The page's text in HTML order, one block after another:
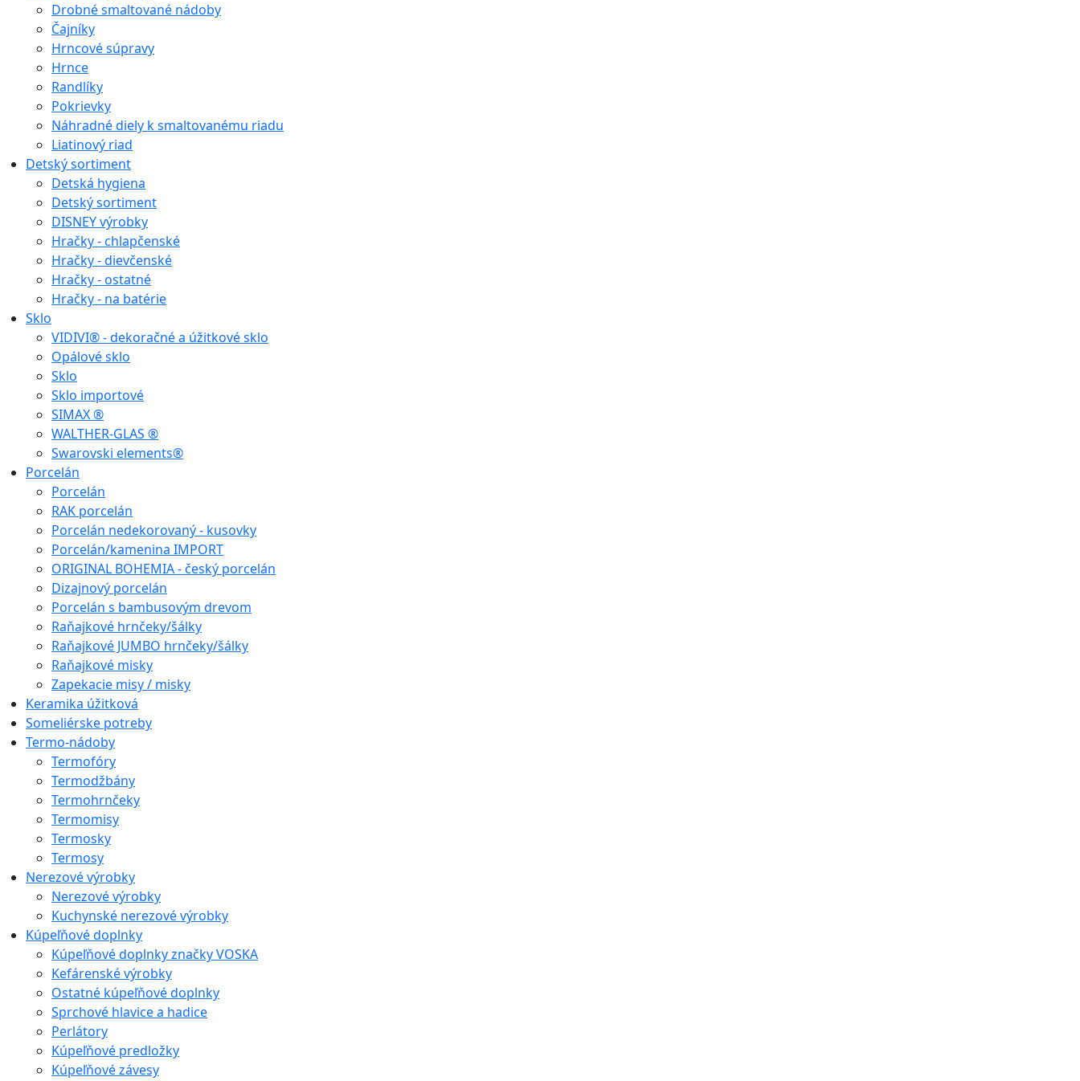
Drobné smaltované nádoby
Čajníky
Hrncové súpravy
Hrnce
Randlíky
Pokrievky
Náhradné diely k smaltovanému riadu
Liatinový riad
Detský sortiment
Detská hygiena
Detský sortiment
DISNEY výrobky
Hračky - chlapčenské
Hračky - dievčenské
Hračky - ostatné
Hračky - na batérie
Sklo
VIDIVI® - dekoračné a úžitkové sklo
Opálové sklo
Sklo
Sklo importové
SIMAX ®
WALTHER-GLAS ®
Swarovski elements®
Porcelán
Porcelán
RAK porcelán
Porcelán nedekorovaný - kusovky
Porcelán/kamenina IMPORT
ORIGINAL BOHEMIA - český porcelán
Dizajnový porcelán
Porcelán s bambusovým drevom
Raňajkové hrnčeky/šálky
Raňajkové JUMBO hrnčeky/šálky
Raňajkové misky
Zapekacie misy / misky
Keramika úžitková
Someliérske potreby
Termo-nádoby
Termofóry
Termodžbány
Termohrnčeky
Termomisy
Termosky
Termosy
Nerezové výrobky
Nerezové výrobky
Kuchynské nerezové výrobky
Kúpeľňové doplnky
Kúpeľňové doplnky značky VOSKA
Kefárenské výrobky
Ostatné kúpeľňové doplnky
Sprchové hlavice a hadice
Perlátory
Kúpeľňové predložky
Kúpeľňové závesy